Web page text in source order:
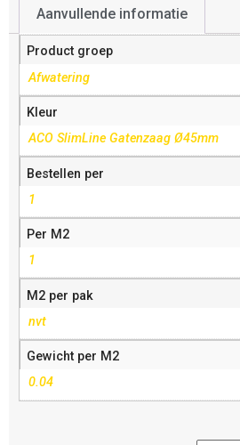
Aanvullende informatie
Product groep
Afwatering
Kleur
ACO SlimLine Gatenzaag Ø45mm
Bestellen per
1
Per M2
1
M2 per pak
nvt
Gewicht per M2
0.04